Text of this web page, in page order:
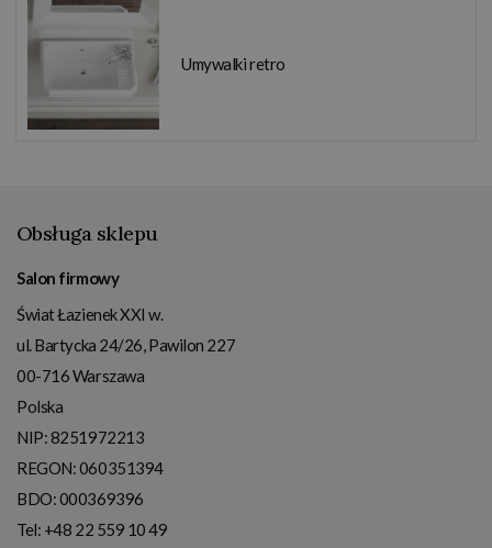
Umywalki retro
Obsługa sklepu
Salon firmowy
Świat Łazienek XXI w.
ul. Bartycka 24/26, Pawilon 227
00-716Warszawa
Polska
NIP:8251972213
REGON: 060351394
BDO: 000369396
Tel: +48 22 559 10 49